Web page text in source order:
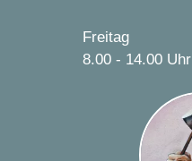
Freitag
8.00 - 14.00 Uhr